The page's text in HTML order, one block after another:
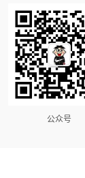
公众号